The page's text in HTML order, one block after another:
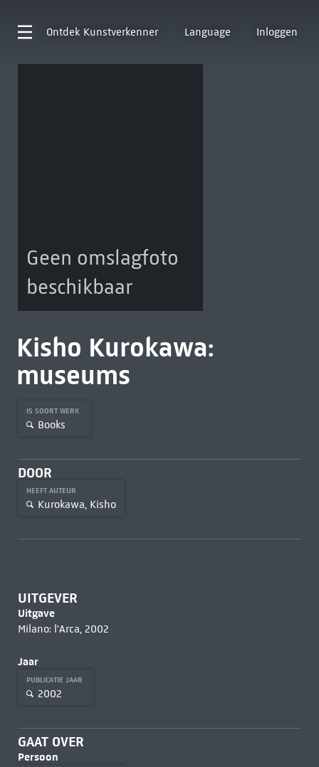
Ontdek Kunstverkenner Language Inloggen
Geen omslagfoto
beschikbaar
Kisho Kurokawa:
museums
IS SOORT WERK
Books
DOOR
HEEFT AUTEUR
Kurokawa, Kisho
UITGEVER
Uitgave
Milano: l'Arca, 2002
Jaar
PUBLICATIE JAAR
2002
GAAT OVER
Persoon